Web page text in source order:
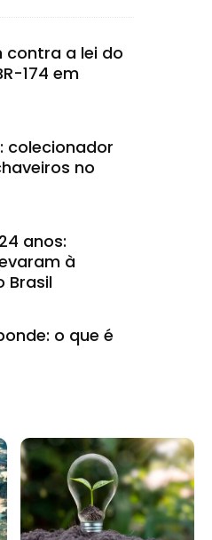
a lei do
174 em
colecionador
no
anos:
à
Brasil
o que é